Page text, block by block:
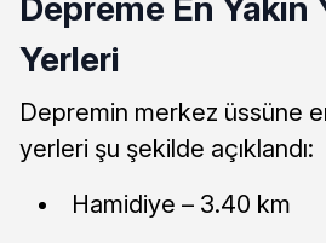
Depreme En Yakın
Yerleri
Depremin merkez üssüne
yerleri şu şekilde açıklandı:
Hamidiye – 3.40 km